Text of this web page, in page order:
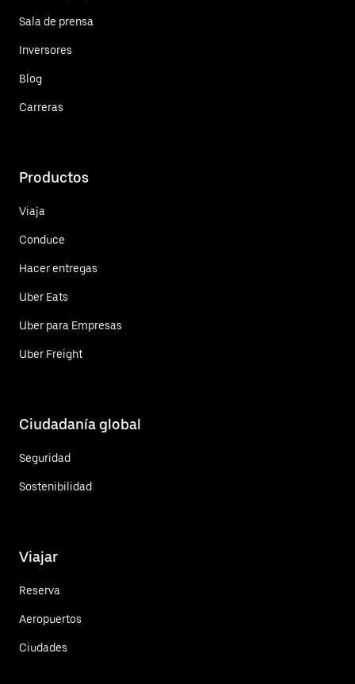
Sala de prensa
Inversores
Blog
Carreras
Productos
Viaja
Conduce
Hacer entregas
Uber Eats
Uber para Empresas
Uber Freight
Ciudadanía global
Seguridad
Sostenibilidad
Viajar
Reserva
Aeropuertos
Ciudades